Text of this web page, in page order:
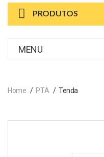
PRODUTOS
MENU
Home PTA Tenda